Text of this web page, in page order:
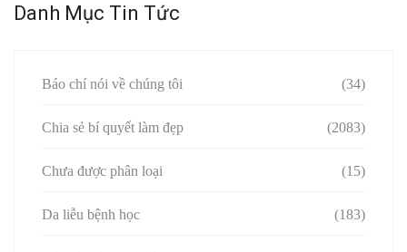
Danh Mục Tin Tức
Báo chí nói về chúng tôi (34)
Chia sẻ bí quyết làm đẹp (2083)
Chưa được phân loại (15)
Da liễu bệnh học (183)